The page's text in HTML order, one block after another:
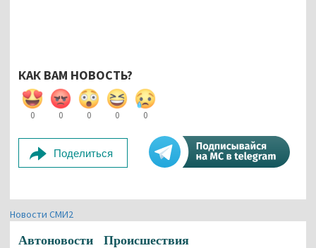
КАК ВАМ НОВОСТЬ?
0 0 0 0 0
Поделиться
Новости СМИ2
Автоновости Происшествия